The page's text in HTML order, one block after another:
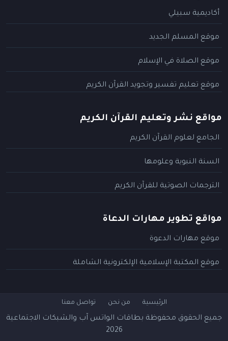
أكاديمية سبيلي
موقع المسلم الجديد
موقع الصلاة في الإسلام
موقع تعليم تفسير وتجويد القرآن الكريم
مواقع نشر وتعليم القرآن الكريم
الجامع لعلوم القرآن الكريم
السنة النبوية وعلومها
الترجمات الصوتية للقرآن الكريم
مواقع تطوير مهارات الدعاة
موقع مهارات الدعوة
موقع المكتبة الإسلامية الإلكترونية الشاملة
الرئيسية من نحن تواصل معنا
جميع الحقوق محفوظة بطاقات الواتس آب والشبكات الاجتماعية
2026